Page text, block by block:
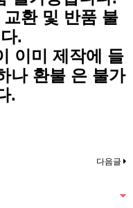
교환 및 반품 불
.
이미 제작에 들
나 환불 은 불가
.
다음글